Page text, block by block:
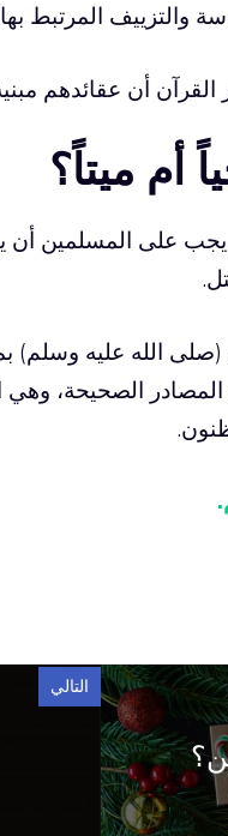
والتزييف المرتبط
القرآن أن عقائدهم
أم ميتاً؟
على المسلمين أن
(صلى الله عليه
المصادر الصحيحة، وهي
التالي